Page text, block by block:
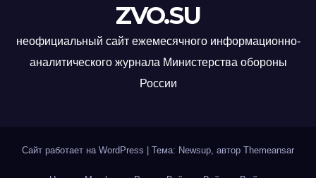
ZVO.SU
неофициальный сайт ежемесячного информационно-
аналитического журнала Министерства обороны
России
Сайт работает на WordPress Тема: Newsup, автор Themeansar